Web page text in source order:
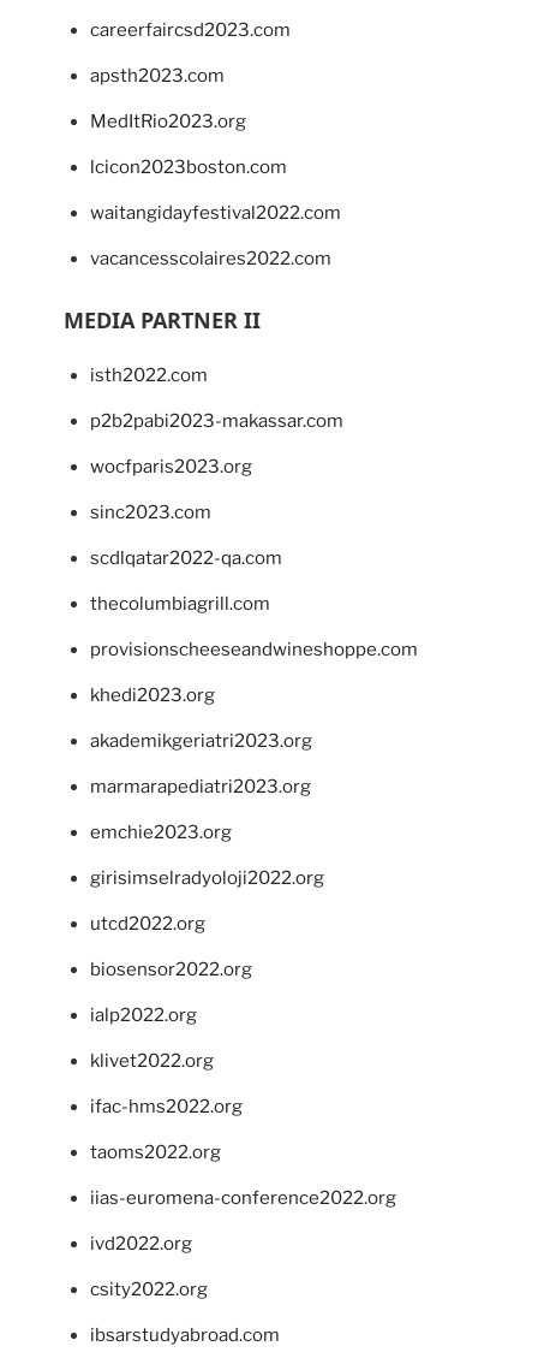
careerfaircsd2023.com
apsth2023.com
MedItRio2023.org
lcicon2023boston.com
waitangidayfestival2022.com
vacancesscolaires2022.com
MEDIA PARTNER II
isth2022.com
p2b2pabi2023-makassar.com
wocfparis2023.org
sinc2023.com
scdlqatar2022-qa.com
thecolumbiagrill.com
provisionscheeseandwineshoppe.com
khedi2023.org
akademikgeriatri2023.org
marmarapediatri2023.org
emchie2023.org
girisimselradyoloji2022.org
utcd2022.org
biosensor2022.org
ialp2022.org
klivet2022.org
ifac-hms2022.org
taoms2022.org
iias-euromena-conference2022.org
ivd2022.org
csity2022.org
ibsarstudyabroad.com